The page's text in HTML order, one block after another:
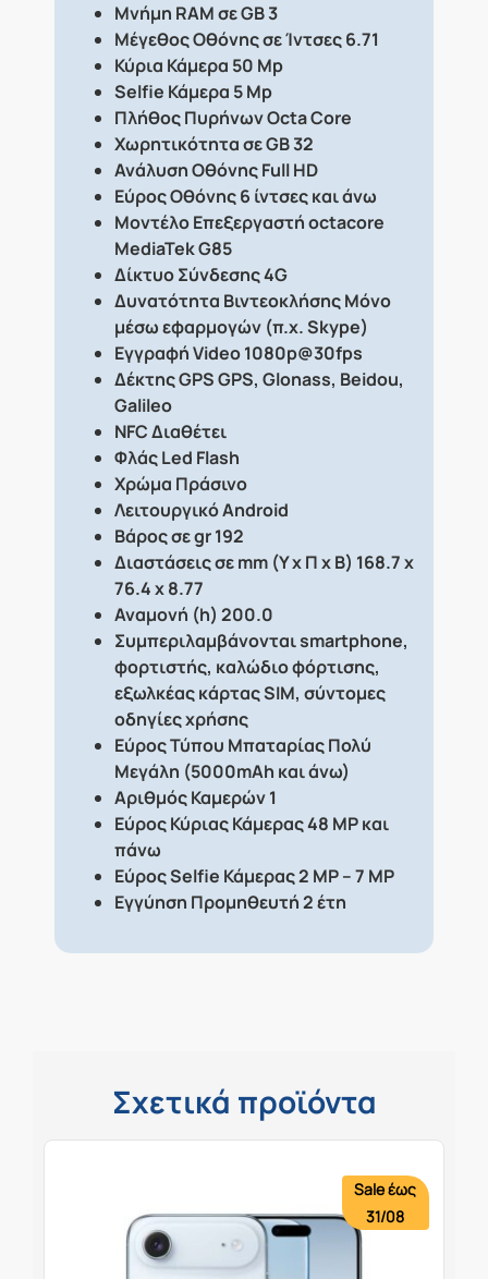
Μνήμη RAM σε GB 3
Μέγεθος Οθόνης σε Ίντσες 6.71
Κύρια Κάμερα 50 Mp
Selfie Κάμερα 5 Mp
Πλήθος Πυρήνων Octa Core
Χωρητικότητα σε GB 32
Ανάλυση Οθόνης Full HD
Εύρος Οθόνης 6 ίντσες και άνω
Μοντέλο Επεξεργαστή octacore
MediaTek G85
Δίκτυο Σύνδεσης 4G
Δυνατότητα Βιντεοκλήσης Μόνο
μέσω εφαρμογών (π.χ. Skype)
Εγγραφή Video 1080p@30fps
Δέκτης GPS GPS, Glonass, Beidou,
Galileo
NFC Διαθέτει
Φλάς Led Flash
Χρώμα Πράσινο
Λειτουργικό Android
Βάρος σε gr 192
Διαστάσεις σε mm (Υ x Π x Β) 168.7 x
76.4 x 8.77
Αναμονή (h) 200.0
Συμπεριλαμβάνονται smartphone,
φορτιστής, καλώδιο φόρτισης,
εξωλκέας κάρτας SIM, σύντομες
οδηγίες χρήσης
Εύρος Τύπου Μπαταρίας Πολύ
Μεγάλη (5000mAh και άνω)
Αριθμός Καμερών 1
Εύρος Κύριας Κάμερας 48 MP και
πάνω
Εύρος Selfie Κάμερας 2 MP – 7 MP
Εγγύηση Προμηθευτή 2 έτη
Σχετικά προϊόντα
Sale έως
31/08